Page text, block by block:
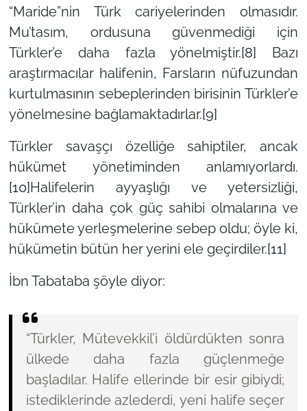
“Maride”nin Türk cariyelerinden olmasıdır.
Mu’tasım, ordusuna güvenmediği için
Türkler’e daha fazla yönelmiştir.[8] Bazı
araştırmacılar halifenin, Farsların nüfuzundan
kurtulmasının sebeplerinden birisinin Türkler’e
yönelmesine bağlamaktadırlar.[9]
Türkler savaşçı özelliğe sahiptiler, ancak
hükümet yönetiminden anlamıyorlardı.
[10]Halifelerin ayyaşlığı ve yetersizliği,
Türkler’in daha çok güç sahibi olmalarına ve
hükümete yerleşmelerine sebep oldu; öyle ki,
hükümetin bütün her yerini ele geçirdiler.[11]
İbn Tabataba şöyle diyor:
“Türkler, Mütevekkil’i öldürdükten sonra
ülkede daha fazla güçlenmeğe
başladılar. Halife ellerinde bir esir gibiydi;
istediklerinde azlederdi, yeni halife seçer